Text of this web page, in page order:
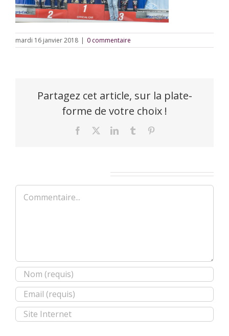
mardi 16 janvier 2018 | 0 commentaire
Partagez cet article, sur la plate-
forme de votre choix !
Facebook LinkedInTumblr
Commentaire